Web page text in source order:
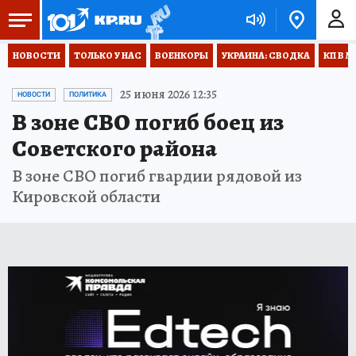
НОВОСТИ ТОЛЬКО У НАС ВОЕНКОРЫ УКРАИНА: СВОДКА КП В
НОВОСТИ ПОЛИТИКА 25 июня 2026 12:35
В зоне СВО погиб боец из
Советского района
В зоне СВО погиб гвардии рядовой из
Кировской области